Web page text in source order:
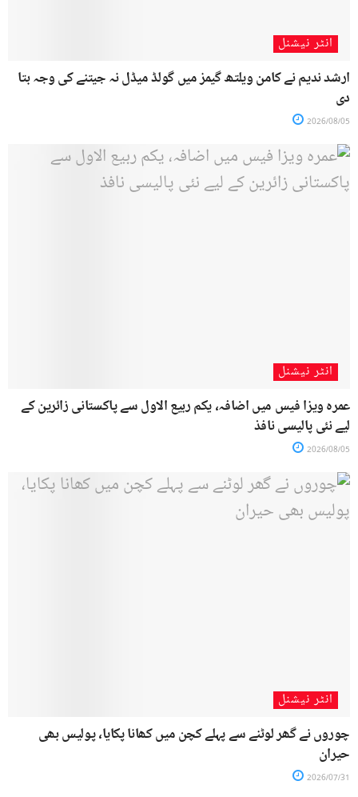
انٹر نیشنل
ارشد ندیم نے کامن ویلتھ گیمز میں گولڈ میڈل نہ جیتنے کی وجہ بتا
دی
2026/08/05
انٹر نیشنل
عمرہ ویزا فیس میں اضافہ، یکم ربیع الاول سے پاکستانی زائرین کے
لیے نئی پالیسی نافذ
2026/08/05
انٹر نیشنل
چوروں نے گھر لوٹنے سے پہلے کچن میں کھانا پکایا، پولیس بھی
حیران
2026/07/31